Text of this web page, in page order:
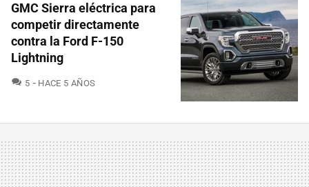
GMC Sierra eléctrica para
competir directamente
contra la Ford F-150
Lightning
5 COMENTARIOS
HACE 5 AÑOS